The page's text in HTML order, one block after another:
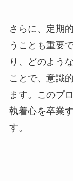
さらに、定期
うことも重要
り、どのよう
ことで、意識
ます。このプ
執着心を卒業
す。